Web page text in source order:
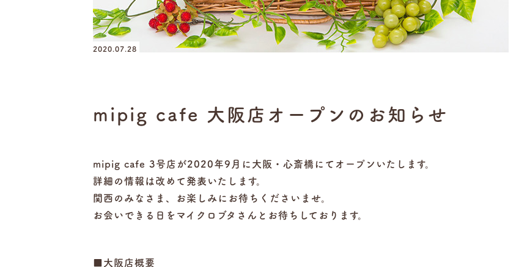
2020.07.28
mipig cafe 大阪店オープンのお知らせ
mipig cafe 3号店が2020年9月に大阪・心斎橋にてオープンいたします。
詳細の情報は改めて発表いたします。
関西のみなさま、お楽しみにお待ちくださいませ。
お会いできる日をマイクロブタさんとお待ちしております。
■大阪店概要